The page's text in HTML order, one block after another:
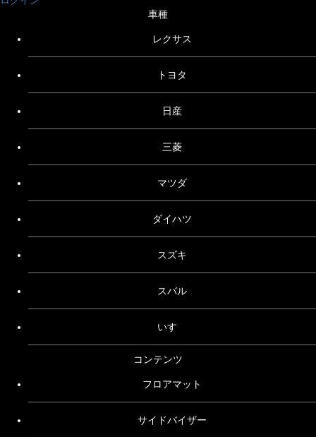
車種
レクサス
トヨタ
日産
三菱
マツダ
ダイハツ
スズキ
スバル
いすゞ
コンテンツ
フロアマット
サイドバイザー